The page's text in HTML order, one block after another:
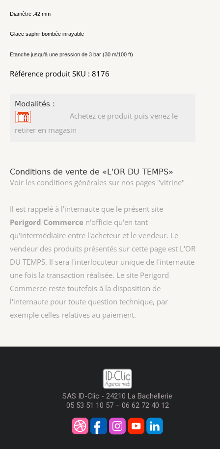
Diamètre :42 mm
Glace saphir bombée inrayable
Etanche jusqu’à une pression de 3 bar (30 m/100 ft)
Référence produit SKU : 8176
Modalités :
Achetez ce produit puis venez le
retirer en magasin
Conditions de vente de «L'OR DU TEMPS»
Voir les conditions générales sur nos pages "vitrine"
Il est rappelé à l'internaute que le présent site
Perigord Commerce n'officie qu'en tant
qu'intermédiaire entre l'acheteur et le vendeur. Le
vendeur des produits présentés sur cette page est L'OR
DU TEMPS. Il sera l'interlocuteur unique de l'internaute
une fois la transaction réalisée. Le site Perigord
Commerce reste toutefois à la disposition de
l'internaute pour toute question technique, par
exemple celles relatives au paiement.
SAS ID-Clic - 24210 La Bachellerie
05 53 51 10 57 – 06 62 72 40 12